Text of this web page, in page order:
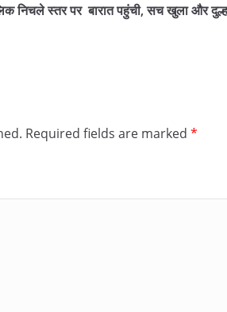
निचले स्तर पर बारात पहुंची, सच खुला और
Required fields are marked *